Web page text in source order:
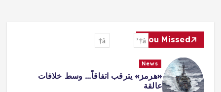
You Missed
News
مونديال الرياضات الإلكترونية: «كوايشو
غيمينغ» ينتزع لقب «أونر أوف كينغز»